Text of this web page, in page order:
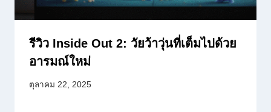
รีวิว Inside Out 2: วัยว้าวุ่นที่เต็มไปด้วย
อารมณ์ใหม่
ตุลาคม 22, 2025